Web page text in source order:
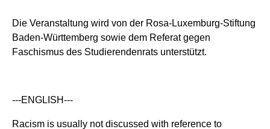
Die Veranstaltung wird von der Rosa-Luxemburg-Stiftung
Baden-Württemberg sowie dem Referat gegen
Faschismus des Studierendenrats unterstützt.
---ENGLISH---
Racism is usually not discussed with reference to